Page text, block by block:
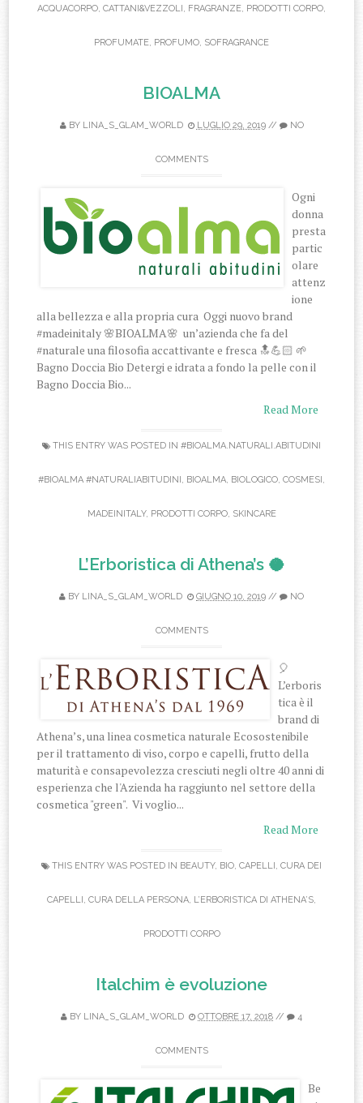
ACQUACORPO, CATTANI&VEZZOLI, FRAGRANZE, PRODOTTI CORPO,
PROFUMATE, PROFUMO, SOFRAGRANCE
BIOALMA
BY LINA_S_GLAM_WORLD LUGLIO 29, 2019// NO
COMMENTS
Ogni
donna
presta
partic
olare
attenz
ione
alla bellezza e alla propria cura Oggi nuovo brand
#madeinitaly 🌸BIOALMA🌸 un’azienda che fa del
#naturale una filosofia accattivante e fresca 🔝💪🏻 🌱
Bagno Doccia Bio Detergi e idrata a fondo la pelle con il
Bagno Doccia Bio...
Read More
THIS ENTRY WAS POSTED IN #BIOALMA.NATURALI.ABITUDINI
#BIOALMA #NATURALIABITUDINI, BIOALMA, BIOLOGICO, COSMESI,
MADEINITALY, PRODOTTI CORPO, SKINCARE
L’Erboristica di Athena’s 🥥
BY LINA_S_GLAM_WORLD GIUGNO 10, 2019 // NO
COMMENTS
🎈
L’erboris
tica è il
brand di
Athena’s, una linea cosmetica naturale Ecosostenibile
per il trattamento di viso, corpo e capelli, frutto della
maturità e consapevolezza cresciuti negli oltre 40 anni di
esperienza che l'Azienda ha raggiunto nel settore della
cosmetica "green". Vi voglio...
Read More
THIS ENTRY WAS POSTED IN BEAUTY, BIO, CAPELLI, CURA DEI
CAPELLI, CURA DELLA PERSONA, L’ERBORISTICA DI ATHENA’S,
PRODOTTI CORPO
Italchim è evoluzione
BY LINA_S_GLAM_WORLD OTTOBRE 17, 2018 // 4
COMMENTS
Be